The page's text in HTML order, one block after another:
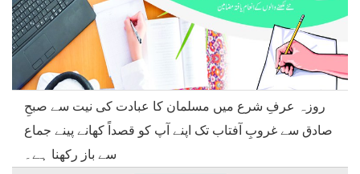
روزہ عرفِ شرع میں مسلمان کا عبادت کی نیت سے صبحِ
صادق سے غروبِ آفتاب تک اپنے آپ کو قصداً کھانے پینے جماع
سے باز رکھنا ہے۔